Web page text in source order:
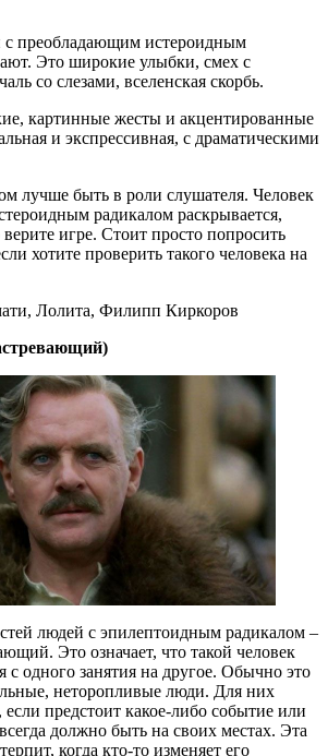
преобладающим истероидным
Это широкие улыбки, смех с
со слезами, вселенская скорбь.
картинные жесты и акцентированные
и экспрессивная, с драматическими
лучше быть в роли слушателя. Человек
радикалом раскрывается,
верите игре. Стоит просто попросить
хотите проверить такого человека на
Лолита, Филипп Киркоров
людей с эпилептоидным радикалом –
Это означает, что такой человек
с одного занятия на другое. Обычно это
неторопливые люди. Для них
если предстоит какое-либо событие или
должно быть на своих местах. Эта
когда кто-то изменяет его